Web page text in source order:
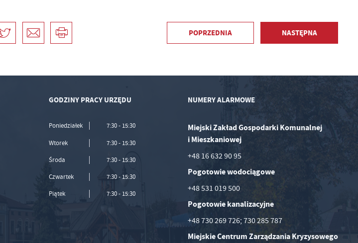
POPRZEDNIA NASTĘPNA
GODZINY PRACY URZĘDU
Poniedziałek 7:30 - 15:30
Wtorek 7:30 - 15:30
Środa 7:30 - 15:30
Czwartek 7:30 - 15:30
Piątek 7:30 - 15:30
NUMERY ALARMOWE
Miejski Zakład Gospodarki Komunalnej
i Mieszkaniowej
+48 16 632 90 95
Pogotowie wodociągowe
+48 531 019 500
Pogotowie kanalizacyjne
+48 730 269 726; 730 285 787
Miejskie Centrum Zarządzania Kryzysowego